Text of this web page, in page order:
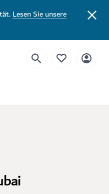
Lesen Sie unsere